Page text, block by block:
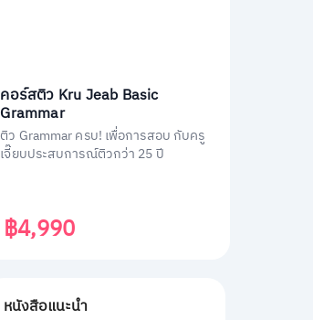
คอร์สติว Kru Jeab Basic
Grammar
ติว Grammar ครบ! เพื่อการสอบ กับครู
เจี๊ยบประสบการณ์ติวกว่า 25 ปี
฿4,990
หนังสือแนะนำ